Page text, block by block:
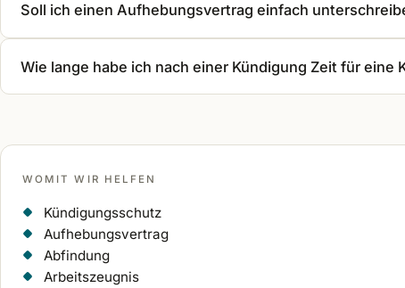
Soll ich einen Aufhebungsvertrag einfach
Wie lange habe ich nach einer Kündigung Zeit für eine
WOMIT WIR HELFEN
Kündigungsschutz
Aufhebungsvertrag
Abfindung
Arbeitszeugnis